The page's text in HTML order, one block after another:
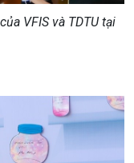
VFIS và TDTU tại